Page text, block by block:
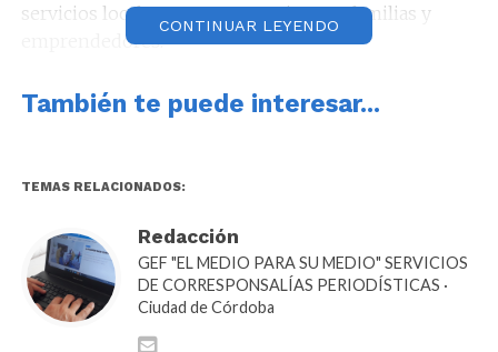
servicios locales y acompañamiento a familias y
emprendedores.
Villa La Bolsa
obra que incluyó el techado y reparación del playón
contenciones de agua por descargas pluviales.
CONTINUAR LEYENDO
También te puede interesar...
TEMAS RELACIONADOS:
Redacción
GEF "EL MEDIO PARA SU MEDIO" SERVICIOS
DE CORRESPONSALÍAS PERIODÍSTICAS ·
Ciudad de Córdoba